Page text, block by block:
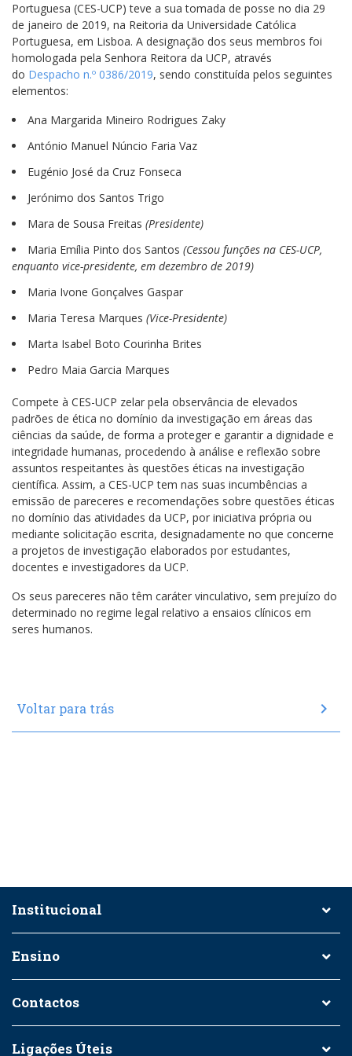
Portuguesa (CES-UCP) teve a sua tomada de posse no dia 29
de janeiro de 2019, na Reitoria da Universidade Católica
Portuguesa, em Lisboa. A designação dos seus membros foi
homologada pela Senhora Reitora da UCP, através
do Despacho n.º 0386/2019, sendo constituída pelos seguintes
elementos:
Ana Margarida Mineiro Rodrigues Zaky
António Manuel Núncio Faria Vaz
Eugénio José da Cruz Fonseca
Jerónimo dos Santos Trigo
Mara de Sousa Freitas (Presidente)
Maria Emília Pinto dos Santos (Cessou funções na CES-UCP,
enquanto vice-presidente, em dezembro de 2019)
Maria Ivone Gonçalves Gaspar
Maria Teresa Marques (Vice-Presidente)
Marta Isabel Boto Courinha Brites
Pedro Maia Garcia Marques
Compete à CES-UCP zelar pela observância de elevados
padrões de ética no domínio da investigação em áreas das
ciências da saúde, de forma a proteger e garantir a dignidade e
integridade humanas, procedendo à análise e reflexão sobre
assuntos respeitantes às questões éticas na investigação
científica. Assim, a CES-UCP tem nas suas incumbências a
emissão de pareceres e recomendações sobre questões éticas
no domínio das atividades da UCP, por iniciativa própria ou
mediante solicitação escrita, designadamente no que concerne
a projetos de investigação elaborados por estudantes,
docentes e investigadores da UCP.
Os seus pareceres não têm caráter vinculativo, sem prejuízo do
determinado no regime legal relativo a ensaios clínicos em
seres humanos.
Voltar para trás chevron_right
Institucional
Ensino
Contactos
Ligações Úteis